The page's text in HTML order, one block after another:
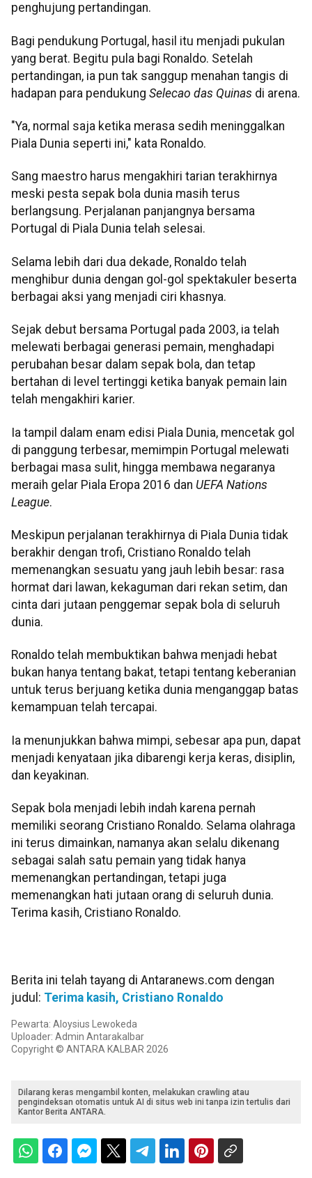
penghujung pertandingan.
Bagi pendukung Portugal, hasil itu menjadi pukulan
yang berat. Begitu pula bagi Ronaldo. Setelah
pertandingan, ia pun tak sanggup menahan tangis di
hadapan para pendukung Selecao das Quinas di arena.
"Ya, normal saja ketika merasa sedih meninggalkan
Piala Dunia seperti ini," kata Ronaldo.
Sang maestro harus mengakhiri tarian terakhirnya
meski pesta sepak bola dunia masih terus
berlangsung. Perjalanan panjangnya bersama
Portugal di Piala Dunia telah selesai.
Selama lebih dari dua dekade, Ronaldo telah
menghibur dunia dengan gol-gol spektakuler beserta
berbagai aksi yang menjadi ciri khasnya.
Sejak debut bersama Portugal pada 2003, ia telah
melewati berbagai generasi pemain, menghadapi
perubahan besar dalam sepak bola, dan tetap
bertahan di level tertinggi ketika banyak pemain lain
telah mengakhiri karier.
Ia tampil dalam enam edisi Piala Dunia, mencetak gol
di panggung terbesar, memimpin Portugal melewati
berbagai masa sulit, hingga membawa negaranya
meraih gelar Piala Eropa 2016 dan UEFA Nations
League.
Meskipun perjalanan terakhirnya di Piala Dunia tidak
berakhir dengan trofi, Cristiano Ronaldo telah
memenangkan sesuatu yang jauh lebih besar: rasa
hormat dari lawan, kekaguman dari rekan setim, dan
cinta dari jutaan penggemar sepak bola di seluruh
dunia.
Ronaldo telah membuktikan bahwa menjadi hebat
bukan hanya tentang bakat, tetapi tentang keberanian
untuk terus berjuang ketika dunia menganggap batas
kemampuan telah tercapai.
Ia menunjukkan bahwa mimpi, sebesar apa pun, dapat
menjadi kenyataan jika dibarengi kerja keras, disiplin,
dan keyakinan.
Sepak bola menjadi lebih indah karena pernah
memiliki seorang Cristiano Ronaldo. Selama olahraga
ini terus dimainkan, namanya akan selalu dikenang
sebagai salah satu pemain yang tidak hanya
memenangkan pertandingan, tetapi juga
memenangkan hati jutaan orang di seluruh dunia.
Terima kasih, Cristiano Ronaldo.
Berita ini telah tayang di Antaranews.com dengan
judul: Terima kasih, Cristiano Ronaldo
Pewarta: Aloysius Lewokeda
Uploader: Admin Antarakalbar
Copyright © ANTARA KALBAR 2026
Dilarang keras mengambil konten, melakukan crawling atau
pengindeksan otomatis untuk AI di situs web ini tanpa izin tertulis dari
Kantor Berita ANTARA.